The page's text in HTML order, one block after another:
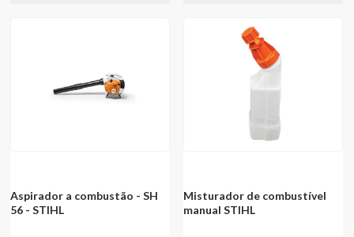
Aspirador a combustão - SH
56 - STIHL
Misturador de combustível
manual STIHL